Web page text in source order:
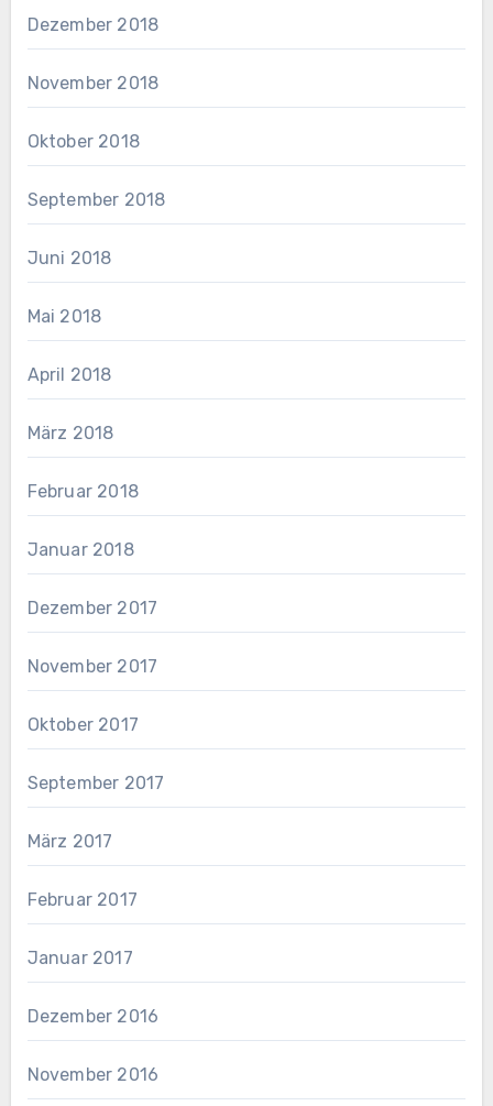
Dezember 2018
November 2018
Oktober 2018
September 2018
Juni 2018
Mai 2018
April 2018
März 2018
Februar 2018
Januar 2018
Dezember 2017
November 2017
Oktober 2017
September 2017
März 2017
Februar 2017
Januar 2017
Dezember 2016
November 2016